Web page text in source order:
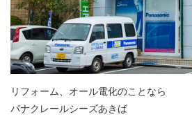
リフォーム、オール電化のことなら
パナクレールシーズあきば